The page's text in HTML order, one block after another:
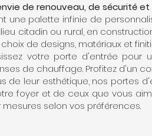
de renouveau, de sécurité
une palette infinie de
citadin ou rural, en
de designs, matériaux et
votre porte d'entrée pour
de chauffage. Profitez d'un
de leur esthétique, nos portes
foyer et de ceux que vous
mesures selon vos préférences.